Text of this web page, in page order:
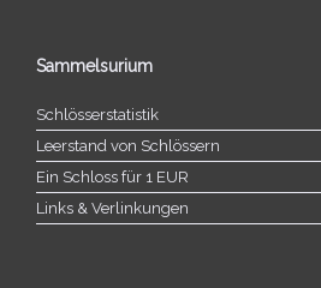
Sammelsurium
Schlösserstatistik
Leerstand von Schlössern
Ein Schloss für 1 EUR
Links & Verlinkungen